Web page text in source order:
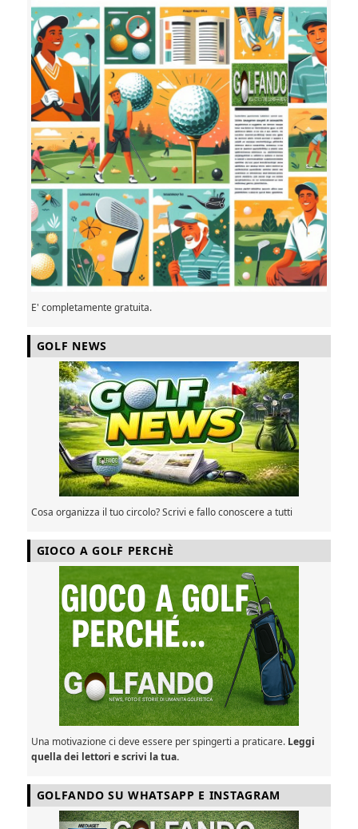
E' completamente gratuita.
GOLF NEWS
Cosa organizza il tuo circolo? Scrivi e fallo conoscere a tutti
GIOCO A GOLF PERCHÈ
Una motivazione ci deve essere per spingerti a praticare. Leggi
quella dei lettori e scrivi la tua.
GOLFANDO SU WHATSAPP E INSTAGRAM